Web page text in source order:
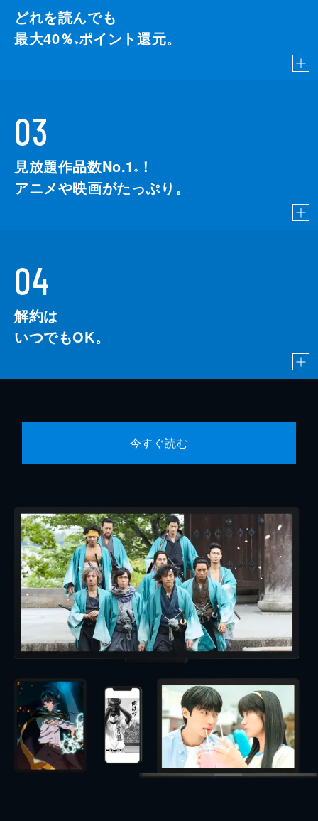
どれを読んでも
最大40％ ※ポイント還元。
03
見放題作品数No.1 ※
！
アニメや映画がたっぷり。
04
解約は
いつでもOK。
今すぐ読む